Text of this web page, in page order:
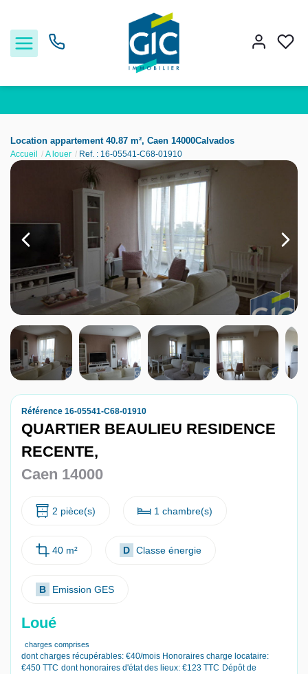
Acheter
Nos services
Nos agences
Nous contacter
Nous rejoindre
Location appartement 40.87 m², Caen 14000Calvados
Accueil A louer Ref. : 16-05541-C68-01910
Référence 16-05541-C68-01910
QUARTIER BEAULIEU RESIDENCE
RECENTE,
Caen 14000
2 pièce(s) 1 chambre(s)
40 m² D Classe énergie
B Emission GES
Loué
charges comprises
dont charges récupérables: €40/mois Honoraires charge locataire:
€450 TTC dont honoraires d'état des lieux: €123 TTC Dépôt de